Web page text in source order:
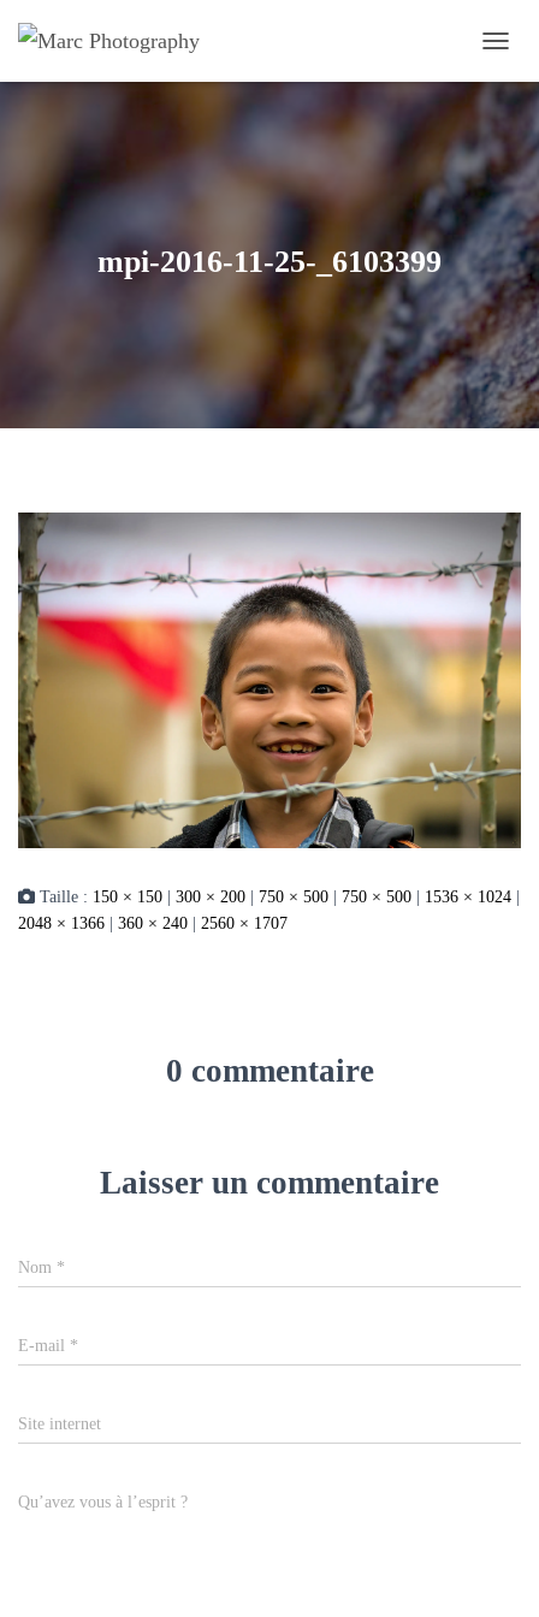
mpi-2016-11-25-_6103399
Taille : 150 × 150 | 300 × 200 | 750 × 500 | 750 × 500 | 1536 × 1024 |
2048 × 1366 | 360 × 240 | 2560 × 1707
0 commentaire
Laisser un commentaire
Nom *
E-mail *
Site internet
Qu’avez vous à l’esprit ?